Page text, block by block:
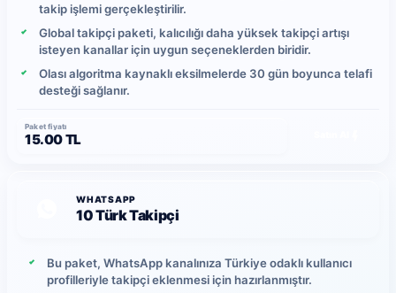
takip işlemi gerçekleştirilir.
Global takipçi paketi, kalıcılığı daha yüksek takipçi artışı
isteyen kanallar için uygun seçeneklerden biridir.
Olası algoritma kaynaklı eksilmelerde 30 gün boyunca telafi
desteği sağlanır.
Paket fiyatı
15.00 TL
WHATSAPP
10 Türk Takipçi
Bu paket, WhatsApp kanalınıza Türkiye odaklı kullanıcı
profilleriyle takipçi eklenmesi için hazırlanmıştır.